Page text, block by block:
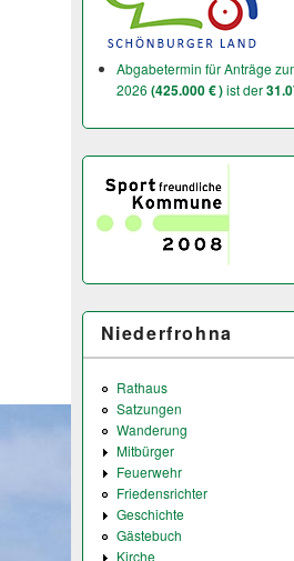
Abgabetermin für Anträge
2026 (425.000 € )ist der
Niederfrohna
Rathaus
Satzungen
Wanderung
Mitbürger
Feuerwehr
Friedensrichter
Geschichte
Gästebuch
Kirche